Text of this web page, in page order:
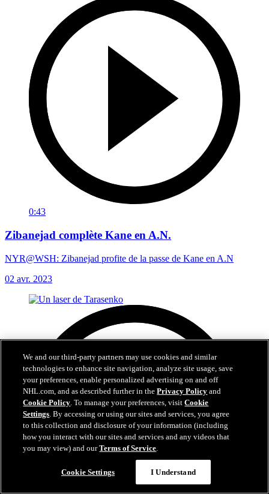
0:43
Zibanejad complète Kane en A.N.
NYR@WSH: Zibanejad profite de la passe de Kane en A.N
02 avr. 2023
We and our third-party partners may use cookies and similar
technologies to enhance site navigation, analyze site usage, save
your preferences, enable personalized advertising on and off
NHL.com, and as described further in thePrivacy Policy and
Cookie Policy. To manage your preferences, visitCookie
Settings. By accessing or using our sites and services, you agree
to this collection and disclosure of your information (including
how you interact with our sites and services and any videos that
you may view) and ourTerms of Service.
Cookie Settings I Understand